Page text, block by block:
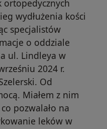
ortopedycznych
wydłużenia kości
specjalistów
o oddziale
ul. Lindleya w
2024 r.
Od
Miałem z nim
pozwalało na
leków w